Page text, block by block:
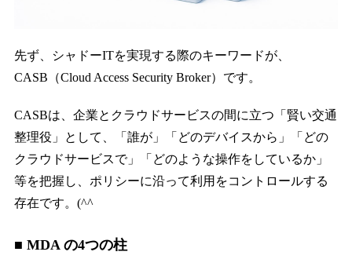
先ず、シャドーITを実現する際のキーワードが、
CASB（Cloud Access Security Broker）です。
CASBは、企業とクラウドサービスの間に立つ「賢い交通
整理役」として、「誰が」「どのデバイスから」「どの
クラウドサービスで」「どのような操作をしているか」
等を把握し、ポリシーに沿って利用をコントロールする
存在です。(^^
■ MDA の4つの柱